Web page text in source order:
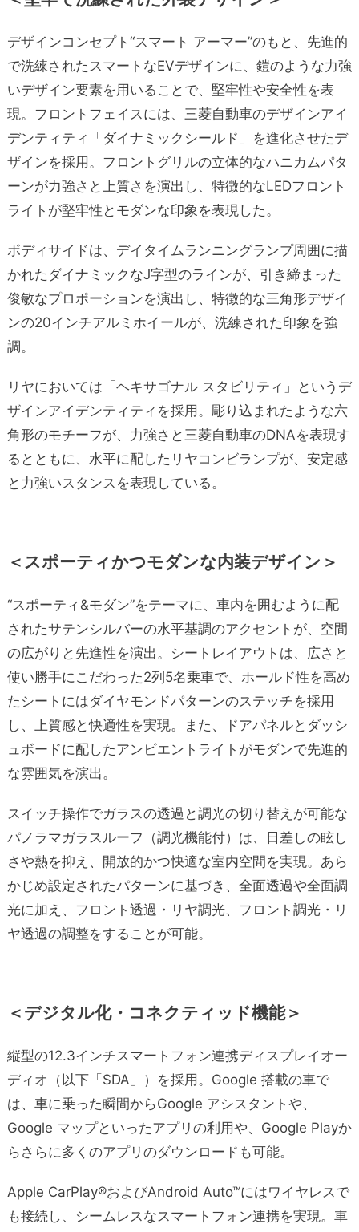
デザインコンセプト“スマート アーマー”のもと、先進的
で洗練されたスマートなEVデザインに、鎧のような力強
いデザイン要素を用いることで、堅牢性や安全性を表
現。フロントフェイスには、三菱自動車のデザインアイ
デンティティ「ダイナミックシールド」を進化させたデ
ザインを採用。フロントグリルの立体的なハニカムパタ
ーンが力強さと上質さを演出し、特徴的なLEDフロント
ライトが堅牢性とモダンな印象を表現した。
ボディサイドは、デイタイムランニングランプ周囲に描
かれたダイナミックなJ字型のラインが、引き締まった
俊敏なプロポーションを演出し、特徴的な三角形デザイ
ンの20インチアルミホイールが、洗練された印象を強
調。
リヤにおいては「ヘキサゴナル スタビリティ」というデ
ザインアイデンティティを採用。彫り込まれたような六
角形のモチーフが、力強さと三菱自動車のDNAを表現す
るとともに、水平に配したリヤコンビランプが、安定感
と力強いスタンスを表現している。
＜スポーティかつモダンな内装デザイン＞
“スポーティ&モダン”をテーマに、車内を囲むように配
されたサテンシルバーの水平基調のアクセントが、空間
の広がりと先進性を演出。シートレイアウトは、広さと
使い勝手にこだわった2列5名乗車で、ホールド性を高め
たシートにはダイヤモンドパターンのステッチを採用
し、上質感と快適性を実現。また、ドアパネルとダッシ
ュボードに配したアンビエントライトがモダンで先進的
な雰囲気を演出。
スイッチ操作でガラスの透過と調光の切り替えが可能な
パノラマガラスルーフ（調光機能付）は、日差しの眩し
さや熱を抑え、開放的かつ快適な室内空間を実現。あら
かじめ設定されたパターンに基づき、全面透過や全面調
光に加え、フロント透過・リヤ調光、フロント調光・リ
ヤ透過の調整をすることが可能。
＜デジタル化・コネクティッド機能＞
縦型の12.3インチスマートフォン連携ディスプレイオー
ディオ（以下「SDA」）を採用。Google 搭載の車で
は、車に乗った瞬間からGoogle アシスタントや、
Google マップといったアプリの利用や、Google Playか
らさらに多くのアプリのダウンロードも可能。
Apple CarPlay®およびAndroid Auto™にはワイヤレスで
も接続し、シームレスなスマートフォン連携を実現。車